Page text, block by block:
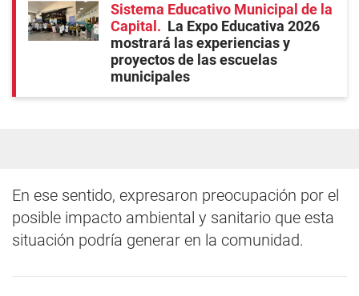
Sistema Educativo Municipal de la
Capital
La Expo Educativa 2026
mostrará las experiencias y
proyectos de las escuelas
municipales
En ese sentido, expresaron preocupación por el
posible impacto ambiental y sanitario que esta
situación podría generar en la comunidad.